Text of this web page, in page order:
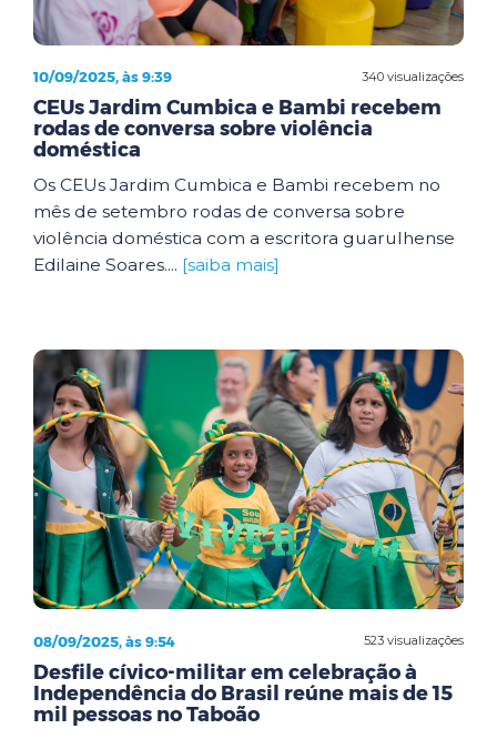
340 visualizações
10/09/2025, às 9:39
CEUs Jardim Cumbica e Bambi recebem
rodas de conversa sobre violência
doméstica
Os CEUs Jardim Cumbica e Bambi recebem no
mês de setembro rodas de conversa sobre
violência doméstica com a escritora guarulhense
Edilaine Soares.... [saiba mais]
523 visualizações
08/09/2025, às 9:54
Desfile cívico-militar em celebração à
Independência do Brasil reúne mais de 15
mil pessoas no Taboão